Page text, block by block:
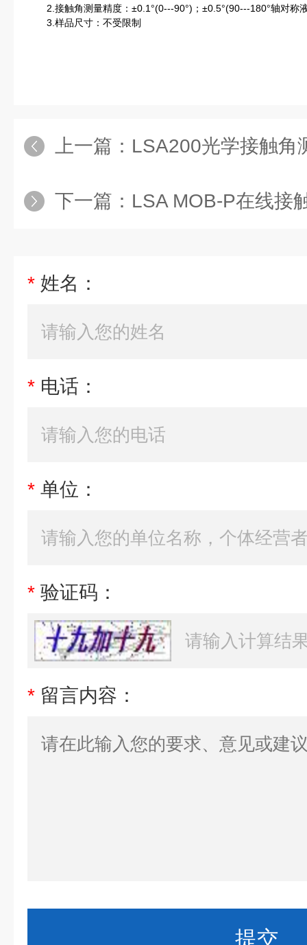
2.接触角测量精度：±0.1°(0---90°)；±0.5°(90---180°轴对称
3.样品尺寸：不受限制
上一篇： LSA200光学接触角
下一篇： LSA MOB-P在线接
* 姓名：
* 电话：
* 单位：
* 验证码：
* 留言内容：